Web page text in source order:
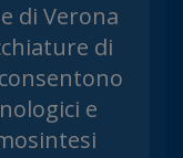
di Verona
di
e